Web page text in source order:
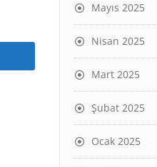
Mayıs 2025
Nisan 2025
Mart 2025
Şubat 2025
Ocak 2025